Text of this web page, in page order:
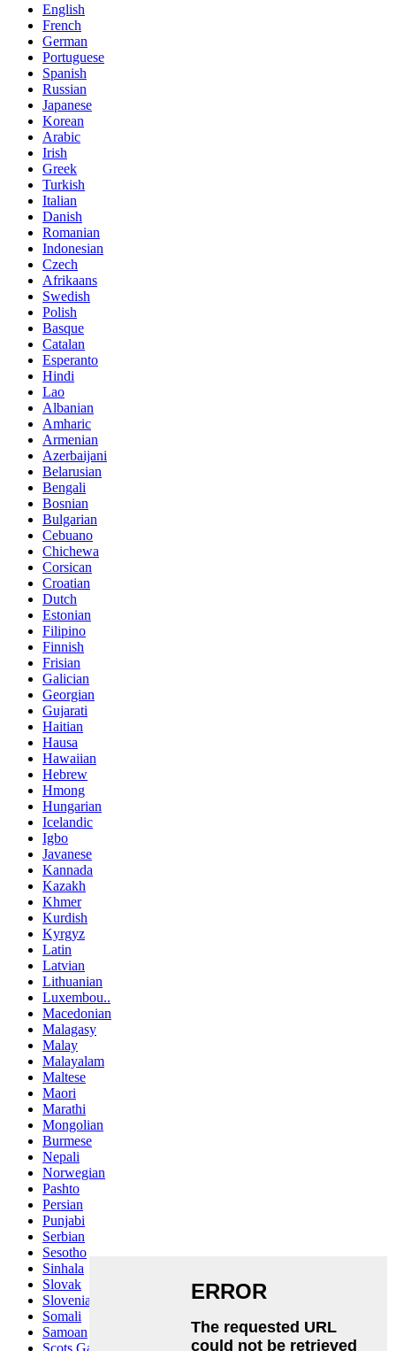
English
French
German
Portuguese
Spanish
Russian
Japanese
Korean
Arabic
Irish
Greek
Turkish
Italian
Danish
Romanian
Indonesian
Czech
Afrikaans
Swedish
Polish
Basque
Catalan
Esperanto
Hindi
Lao
Albanian
Amharic
Armenian
Azerbaijani
Belarusian
Bengali
Bosnian
Bulgarian
Cebuano
Chichewa
Corsican
Croatian
Dutch
Estonian
Filipino
Finnish
Frisian
Galician
Georgian
Gujarati
Haitian
Hausa
Hawaiian
Hebrew
Hmong
Hungarian
Icelandic
Igbo
Javanese
Kannada
Kazakh
Khmer
Kurdish
Kyrgyz
Latin
Latvian
Lithuanian
Luxembou..
Macedonian
Malagasy
Malay
Malayalam
Maltese
Maori
Marathi
Mongolian
Burmese
Nepali
Norwegian
Pashto
Persian
Punjabi
Serbian
Sesotho
Sinhala
Slovak
Slovenian
Somali
Samoan
Scots Gaelic